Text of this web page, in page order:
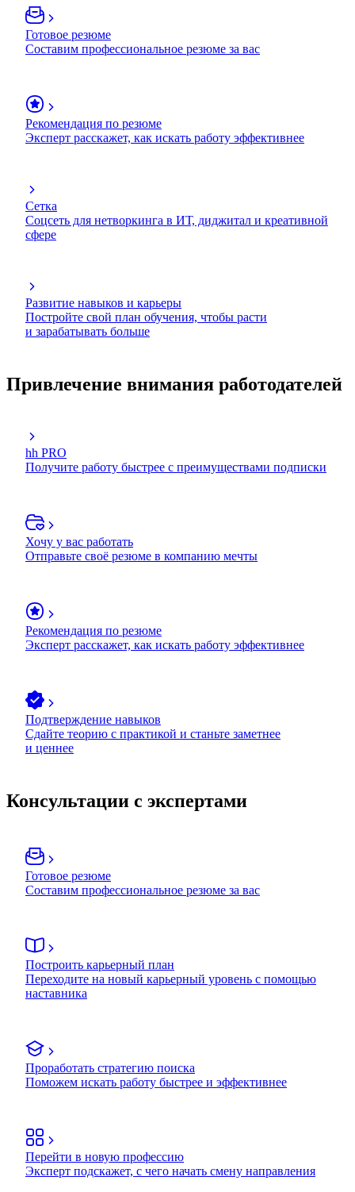
Готовое резюме
Составим профессиональное резюме за вас
Рекомендация по резюме
Эксперт расскажет, как искать работу эффективнее
Сетка
Соцсеть для нетворкинга в ИТ, диджитал и креативной
сфере
Развитие навыков и карьеры
Постройте свой план обучения, чтобы расти
и зарабатывать больше
Привлечение внимания работодателей
hh PRO
Получите работу быстрее с преимуществами подписки
Хочу у вас работать
Отправьте своё резюме в компанию мечты
Рекомендация по резюме
Эксперт расскажет, как искать работу эффективнее
Подтверждение навыков
Сдайте теорию с практикой и станьте заметнее
и ценнее
Консультации с экспертами
Готовое резюме
Составим профессиональное резюме за вас
Построить карьерный план
Переходите на новый карьерный уровень с помощью
наставника
Проработать стратегию поиска
Поможем искать работу быстрее и эффективнее
Перейти в новую профессию
Эксперт подскажет, с чего начать смену направления